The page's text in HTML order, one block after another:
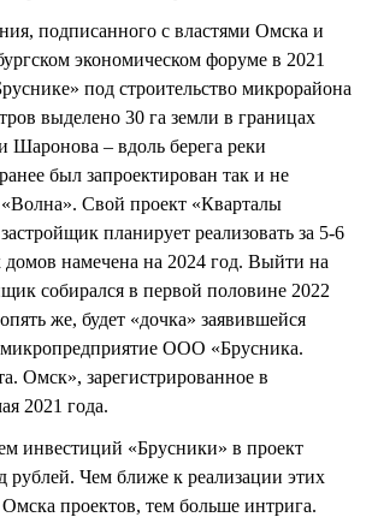
подписанного с властями Омска и
экономическом форуме в 2021
под строительство микрорайона
выделено 30 га земли в границах
Шаронова – вдоль берега реки
был запроектирован так и не
Свой проект «Кварталы
планирует реализовать за 5-6
домов намечена на 2024 год. Выйти на
собирался в первой половине 2022
же, будет «дочка» заявившейся
ООО «Брусника.
Омск», зарегистрированное в
2021 года.
инвестиций «Брусники» в проект
рублей. Чем ближе к реализации этих
проектов, тем больше интрига.